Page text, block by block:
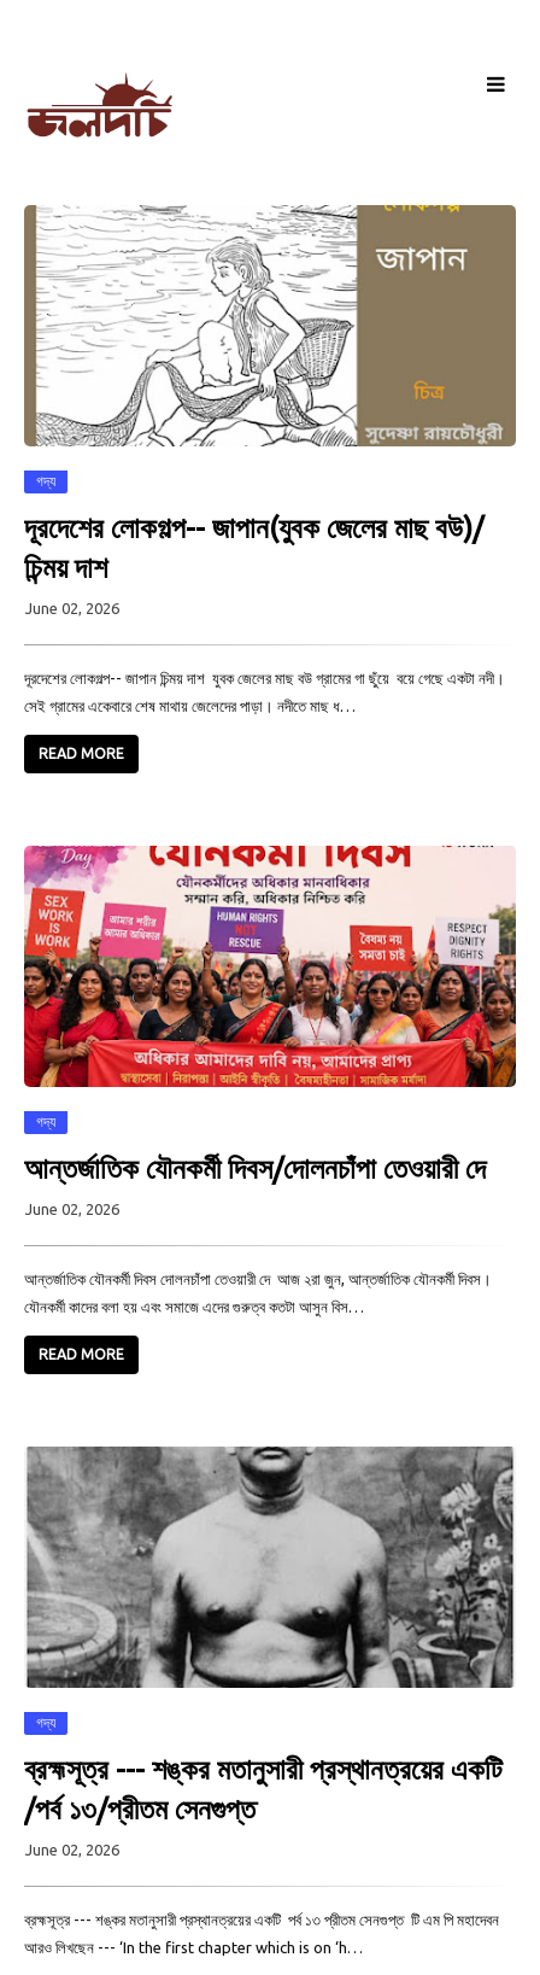
গদ্য
দূরদেশের লোকগল্প-- জাপান(যুবক জেলের মাছ বউ)/
চিন্ময় দাশ
June 02, 2026
দূরদেশের লোকগল্প-- জাপান চিন্ময় দাশ যুবক জেলের মাছ বউ গ্রামের গা ছুঁয়ে বয়ে গেছে একটা নদী।
সেই গ্রামের একেবারে শেষ মাথায় জেলেদের পাড়া। নদীতে মাছ ধ…
READ MORE
গদ্য
আন্তর্জাতিক যৌনকর্মী দিবস/দোলনচাঁপা তেওয়ারী দে
June 02, 2026
আন্তর্জাতিক যৌনকর্মী দিবস দোলনচাঁপা তেওয়ারী দে আজ ২রা জুন, আন্তর্জাতিক যৌনকর্মী দিবস।
যৌনকর্মী কাদের বলা হয় এবং সমাজে এদের গুরুত্ব কতটা আসুন বিস…
READ MORE
গদ্য
ব্রহ্মসূত্র --- শঙ্কর মতানুসারী প্রস্থানত্রয়ের একটি
/পর্ব ১৩/প্রীতম সেনগুপ্ত
June 02, 2026
ব্রহ্মসূত্র --- শঙ্কর মতানুসারী প্রস্থানত্রয়ের একটি পর্ব ১৩ প্রীতম সেনগুপ্ত টি এম পি মহাদেবন
আরও লিখছেন --- ‘In the first chapter which is on ‘h…